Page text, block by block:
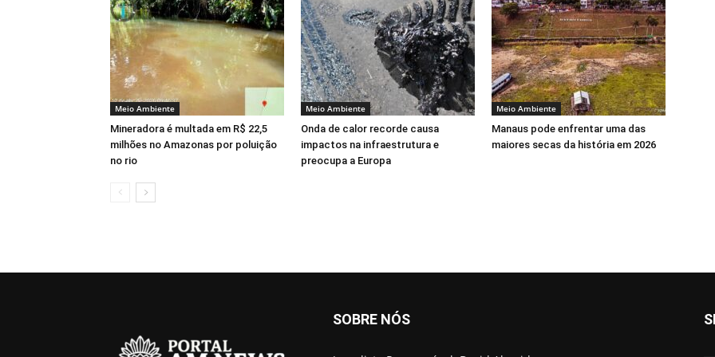
Meio Ambiente
Mineradora é multada em R$ 22,5
milhões no Amazonas por poluição
no rio
Meio Ambiente
Onda de calor recorde causa
impactos na infraestrutura e
preocupa a Europa
Meio Ambiente
Manaus pode enfrentar uma das
maiores secas da história em 2026
SOBRE NÓS